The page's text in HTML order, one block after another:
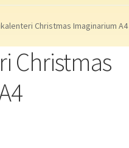
Christmas Imaginarium A4
Christmas